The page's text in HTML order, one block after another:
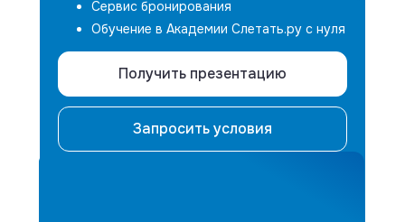
Сервис бронирования
Обучение в Академии Слетать.ру с нуля
Запросить условия
Получить презентацию